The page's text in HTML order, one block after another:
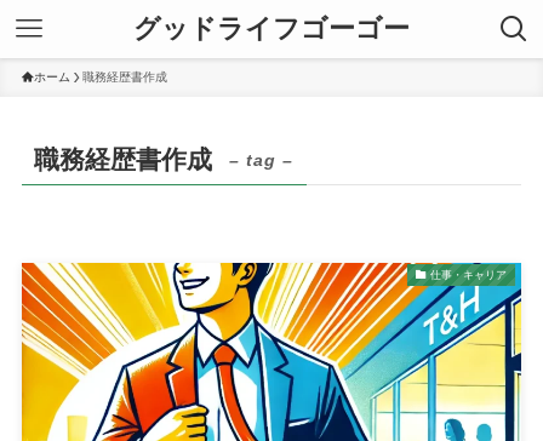
グッドライフゴーゴー
ホーム 職務経歴書作成
職務経歴書作成 – tag –
仕事・キャリア